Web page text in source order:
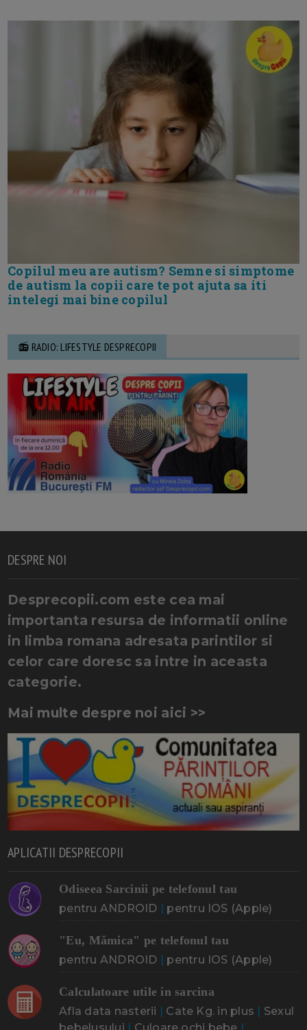
Copilul meu are autism? Semne si simptome
de autism la copii care te pot ajuta sa iti
intelegi mai bine copilul
📻 RADIO: LIFESTYLE DESPRECOPII
DESPRE NOI
Desprecopii.com este cea mai
importanta resursa de informatii online
in limba romana adresata parintilor si
celor care doresc sa intre in aceasta
categorie.
Mai multe despre noi aici >>
APLICATII DESPRECOPII
Odiseea Sarcinii pe telefonul tau
pentru ANDROID | pentru IOS (Apple)
"Eu, Mămica" pe telefonul tau
pentru ANDROID | pentru IOS (Apple)
Calculatoare utile in sarcina
Afla data nasterii | Cate Kg. in plus | Sexul
bebelusului | Culoare ochi bebe |